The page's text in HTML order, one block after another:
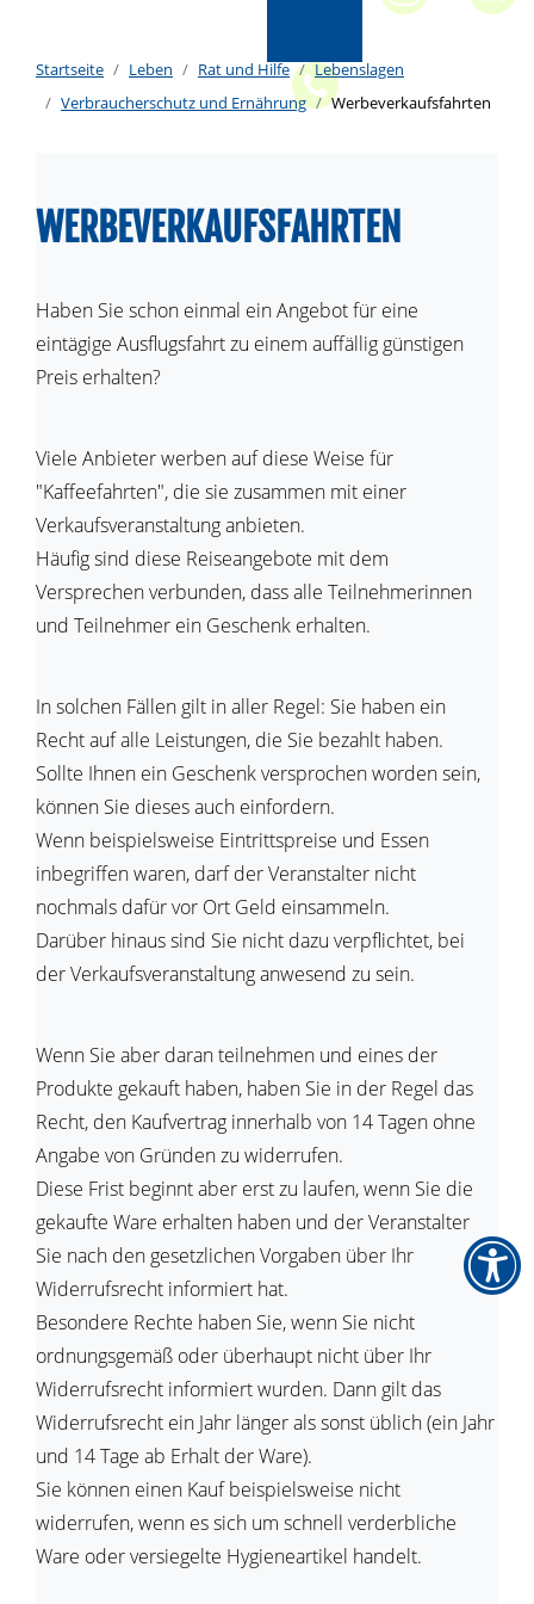
Startseite Leben Rat und Hilfe
Lebenslagen
Verbraucherschutz und Ernährung
Werbeverkaufsfahrten
WERBEVERKAUFSFAHRTEN
Haben Sie schon einmal ein Angebot für eine
eintägige Ausflugsfahrt zu einem auffällig günstigen
Preis erhalten?
Viele Anbieter werben auf diese Weise für
"Kaffeefahrten", die sie zusammen mit einer
Verkaufsveranstaltung anbieten.
Häufig sind diese Reiseangebote mit dem
Versprechen verbunden, dass alle Teilnehmerinnen
und Teilnehmer ein Geschenk erhalten.
In solchen Fällen gilt in aller Regel: Sie haben ein
Recht auf alle Leistungen, die Sie bezahlt haben.
Sollte Ihnen ein Geschenk versprochen worden sein,
können Sie dieses auch einfordern.
Wenn beispielsweise Eintrittspreise und Essen
inbegriffen waren, darf der Veranstalter nicht
nochmals dafür vor Ort Geld einsammeln.
Darüber hinaus sind Sie nicht dazu verpflichtet, bei
der Verkaufsveranstaltung anwesend zu sein.
Wenn Sie aber daran teilnehmen und eines der
Produkte gekauft haben, haben Sie in der Regel das
Recht, den Kaufvertrag innerhalb von 14 Tagen ohne
Angabe von Gründen zu widerrufen.
Diese Frist beginnt aber erst zu laufen, wenn Sie die
gekaufte Ware erhalten haben und der Veranstalter
Sie nach den gesetzlichen Vorgaben über Ihr
Widerrufsrecht informiert hat.
Besondere Rechte haben Sie, wenn Sie nicht
ordnungsgemäß oder überhaupt nicht über Ihr
Widerrufsrecht informiert wurden. Dann gilt das
Widerrufsrecht ein Jahr länger als sonst üblich (ein Jahr
und 14 Tage ab Erhalt der Ware).
Sie können einen Kauf beispielsweise nicht
widerrufen, wenn es sich um schnell verderbliche
Ware oder versiegelte Hygieneartikel handelt.